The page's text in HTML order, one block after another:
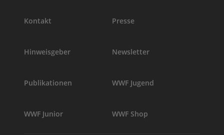
Kontakt Presse
Hinweisgeber Newsletter
Publikationen WWF Jugend
WWF Junior WWF Shop